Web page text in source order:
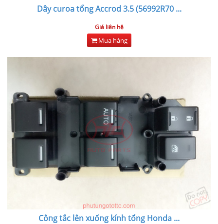
Dây curoa tổng Accrod 3.5 (56992R70...
Giá liên hệ
Mua hàng
Công tắc lên xuống kính tổng Honda ...